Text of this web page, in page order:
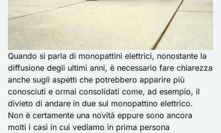
Quando si parla di monopattini elettrici, nonostante la
diffusione degli ultimi anni, è necessario fare chiarezza
anche sugli aspetti che potrebbero apparire più
conosciuti e ormai consolidati come, ad esempio, il
divieto di andare in due sul monopattino elettrico.
Non è certamente una novità eppure sono ancora
molti i casi in cui vediamo in prima persona